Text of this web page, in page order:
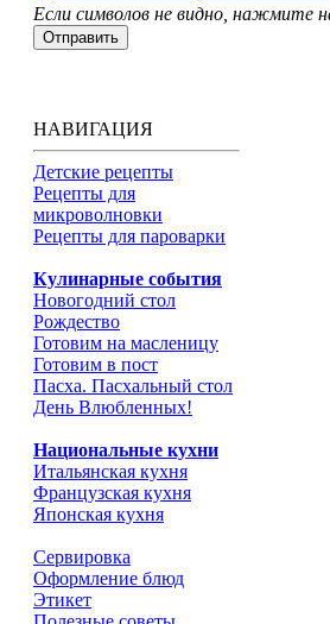
Если символов не видно, нажмите
НАВИГАЦИЯ
Детские рецепты
Рецепты для
микроволновки
Рецепты для пароварки
Кулинарные события
Новогодний стол
Рождество
Готовим на масленицу
Готовим в пост
Пасха. Пасхальный стол
День Влюбленных!
Национальные кухни
Итальянская кухня
Французская кухня
Японская кухня
Сервировка
Оформление блюд
Этикет